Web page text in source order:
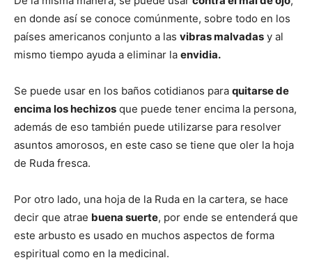
en donde así se conoce comúnmente, sobre todo en los
países americanos conjunto a las vibras malvadas y al
mismo tiempo ayuda a eliminar la envidia.
Se puede usar en los baños cotidianos para quitarse de
encima los hechizos que puede tener encima la persona,
además de eso también puede utilizarse para resolver
asuntos amorosos, en este caso se tiene que oler la hoja
de Ruda fresca.
Por otro lado, una hoja de la Ruda en la cartera, se hace
decir que atrae buena suerte, por ende se entenderá que
este arbusto es usado en muchos aspectos de forma
espiritual como en la medicinal.